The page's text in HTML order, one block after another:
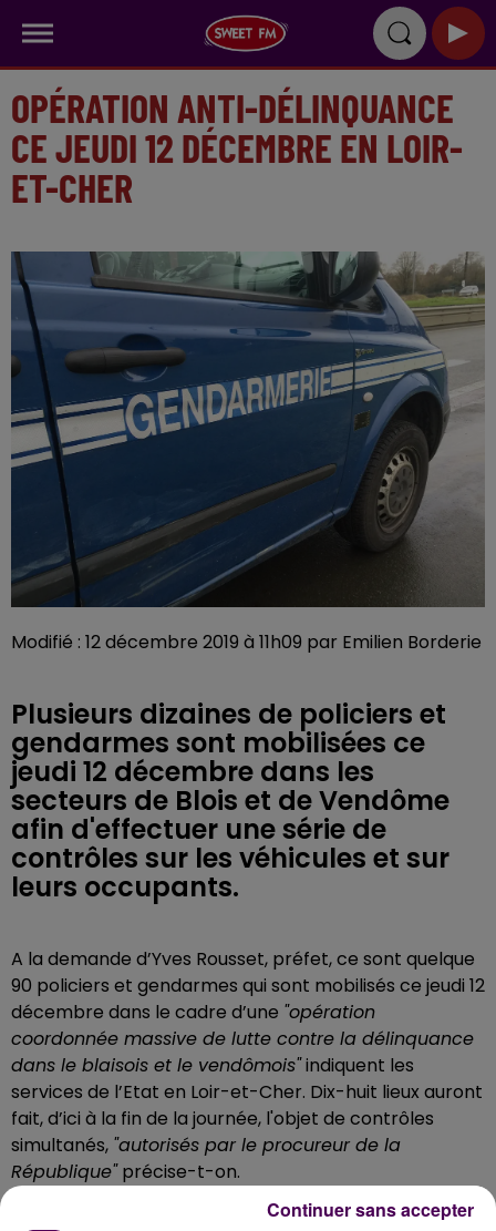
OPÉRATION ANTI-DÉLINQUANCE
CE JEUDI 12 DÉCEMBRE EN LOIR-
ET-CHER
Modifié : 12 décembre 2019 à 11h09 par Emilien Borderie
Plusieurs dizaines de policiers et
gendarmes sont mobilisées ce
jeudi 12 décembre dans les
secteurs de Blois et de Vendôme
afin d'effectuer une série de
contrôles sur les véhicules et sur
leurs occupants.
A la demande d’Yves Rousset, préfet, ce sont quelque
90 policiers et gendarmes qui sont mobilisés ce jeudi 12
décembre dans le cadre d’une "opération
coordonnée massive de lutte contre la délinquance
dans le blaisois et le vendômois"indiquent les
services de l’Etat en Loir-et-Cher. Dix-huit lieux auront
fait, d’ici à la fin de la journée, l'objet de contrôles
simultanés, "autorisés par le procureur de la
République"précise-t-on.
Une vingtaine de sites sous surveillanceContinuer sans accepter